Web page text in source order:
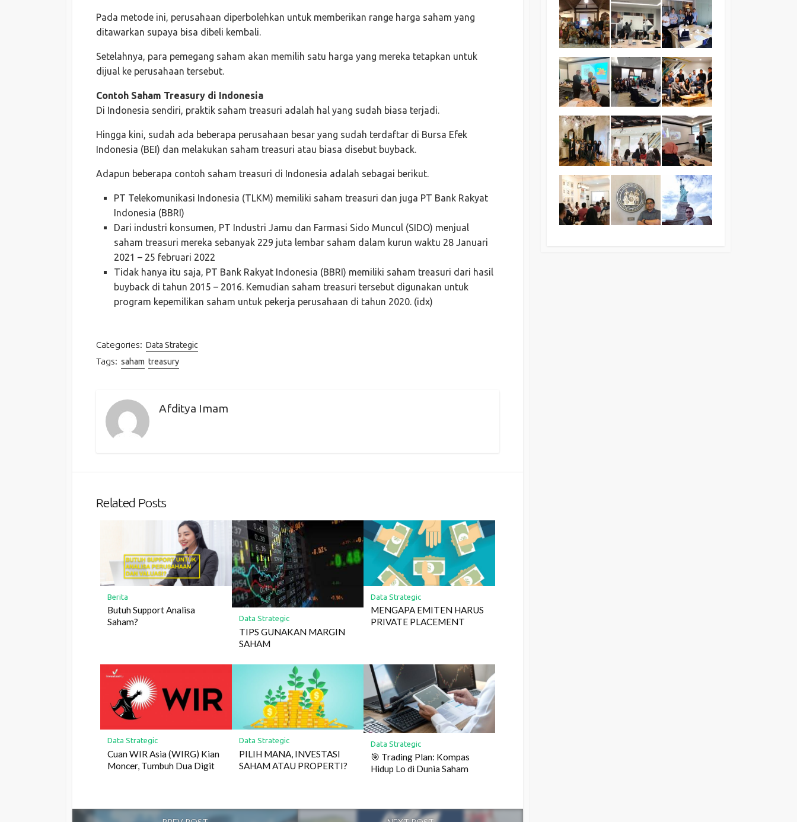
Pada metode ini, perusahaan diperbolehkan untuk memberikan range harga saham yang
ditawarkan supaya bisa dibeli kembali.
Setelahnya, para pemegang saham akan memilih satu harga yang mereka tetapkan untuk
dijual ke perusahaan tersebut.
Contoh Saham Treasury di Indonesia
Di Indonesia sendiri, praktik saham treasuri adalah hal yang sudah biasa terjadi.
Hingga kini, sudah ada beberapa perusahaan besar yang sudah terdaftar di Bursa Efek
Indonesia (BEI) dan melakukan saham treasuri atau biasa disebut buyback.
Adapun beberapa contoh saham treasuri di Indonesia adalah sebagai berikut.
PT Telekomunikasi Indonesia (TLKM) memiliki saham treasuri dan juga PT Bank Rakyat
Indonesia (BBRI)
Dari industri konsumen, PT Industri Jamu dan Farmasi Sido Muncul (SIDO) menjual
saham treasuri mereka sebanyak 229 juta lembar saham dalam kurun waktu 28 Januari
2021 – 25 februari 2022
Tidak hanya itu saja, PT Bank Rakyat Indonesia (BBRI) memiliki saham treasuri dari hasil
buyback di tahun 2015 – 2016. Kemudian saham treasuri tersebut digunakan untuk
program kepemilikan saham untuk pekerja perusahaan di tahun 2020. (idx)
Categories: Data Strategic
Tags: saham treasury
Afditya Imam
Related Posts
Berita
Butuh Support Analisa
Saham?
Data Strategic
TIPS GUNAKAN MARGIN
SAHAM
Data Strategic
MENGAPA EMITEN HARUS
PRIVATE PLACEMENT
Data Strategic
Cuan WIR Asia (WIRG) Kian
Moncer, Tumbuh Dua Digit
Data Strategic
PILIH MANA, INVESTASI
SAHAM ATAU PROPERTI?
Data Strategic
🎯 Trading Plan: Kompas
Hidup Lo di Dunia Saham